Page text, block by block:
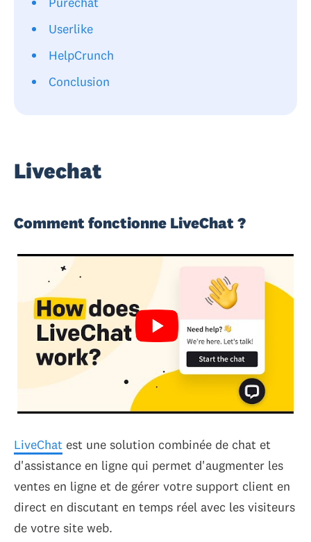
Userlike
HelpCrunch
Conclusion
Livechat
Comment fonctionne LiveChat ?
LiveChat est une solution combinée de chat et
d'assistance en ligne qui permet d'augmenter les
ventes en ligne et de gérer votre support client en
direct en discutant en temps réel avec les visiteurs
de votre site web.